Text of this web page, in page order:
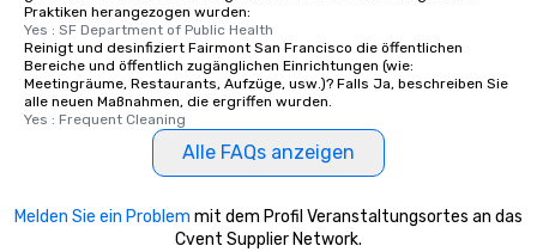
Praktiken herangezogen wurden:
Yes : SF Department of Public Health
Reinigt und desinfiziert Fairmont San Francisco die öffentlichen
Bereiche und öffentlich zugänglichen Einrichtungen (wie:
Meetingräume, Restaurants, Aufzüge, usw.)? Falls Ja, beschreiben Sie
alle neuen Maßnahmen, die ergriffen wurden.
Yes : Frequent Cleaning
Alle FAQs anzeigen
Melden Sie ein Problem mit dem Profil Veranstaltungsortes an das
Cvent Supplier Network.